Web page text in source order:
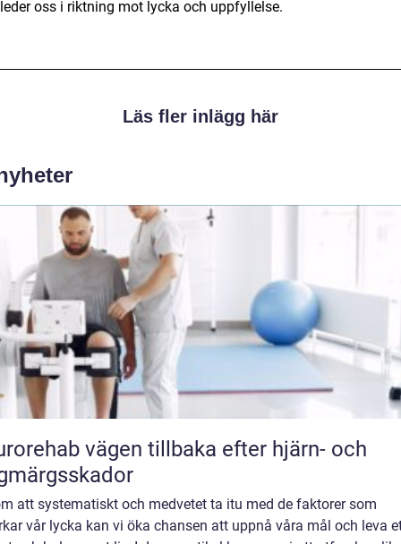
oss i riktning mot lycka och uppfyllelse.
Läs fler inlägg här
tillbaka efter hjärn- och
att systematiskt och medvetet ta itu med de faktorer som
vår lycka kan vi öka chansen att uppnå våra mål och leva